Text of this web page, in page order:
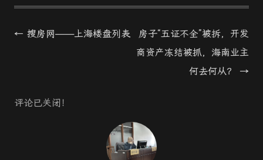
Post
← 搜房网——上海楼盘列表
房子“五证不全”被拆，开发
商资产冻结被抓，海南业主
何去何从？ →
评论已关闭！